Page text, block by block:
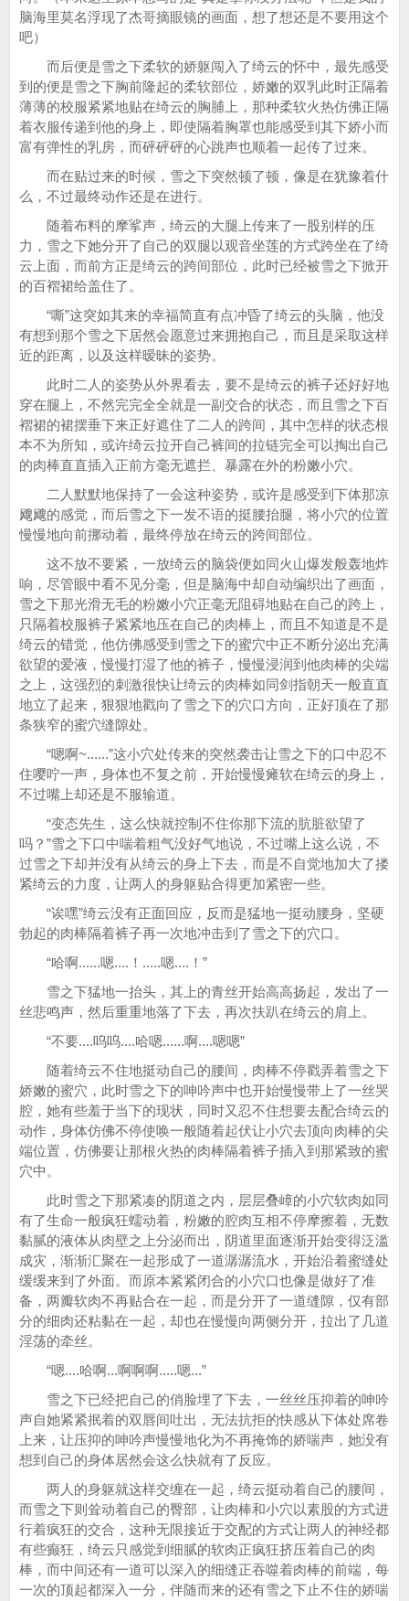
脑海里莫名浮现了杰哥摘眼镜的画面，想了想还是不要用这个
吧）
而后便是雪之下柔软的娇躯闯入了绮云的怀中，最先感受
到的便是雪之下胸前隆起的柔软部位，娇嫩的双乳此时正隔着
薄薄的校服紧紧地贴在绮云的胸脯上，那种柔软火热仿佛正隔
着衣服传递到他的身上，即使隔着胸罩也能感受到其下娇小而
富有弹性的乳房，而砰砰砰的心跳声也顺着一起传了过来。
而在贴过来的时候，雪之下突然顿了顿，像是在犹豫着什
么，不过最终动作还是在进行。
随着布料的摩挲声，绮云的大腿上传来了一股别样的压
力，雪之下她分开了自己的双腿以观音坐莲的方式跨坐在了绮
云上面，而前方正是绮云的跨间部位，此时已经被雪之下掀开
的百褶裙给盖住了。
“嘶”这突如其来的幸福简直有点冲昏了绮云的头脑，他没
有想到那个雪之下居然会愿意过来拥抱自己，而且是采取这样
近的距离，以及这样暧昧的姿势。
此时二人的姿势从外界看去，要不是绮云的裤子还好好地
穿在腿上，不然完完全全就是一副交合的状态，而且雪之下百
褶裙的裙摆垂下来正好遮住了二人的跨间，其中怎样的状态根
本不为所知，或许绮云拉开自己裤间的拉链完全可以掏出自己
的肉棒直直插入正前方毫无遮拦、暴露在外的粉嫩小穴。
二人默默地保持了一会这种姿势，或许是感受到下体那凉
飕飕的感觉，而后雪之下一发不语的挺腰抬腿，将小穴的位置
慢慢地向前挪动着，最终停放在绮云的跨间部位。
这不放不要紧，一放绮云的脑袋便如同火山爆发般轰地炸
响，尽管眼中看不见分毫，但是脑海中却自动编织出了画面，
雪之下那光滑无毛的粉嫩小穴正毫无阻碍地贴在自己的跨上，
只隔着校服裤子紧紧地压在自己的肉棒上，而且不知道是不是
绮云的错觉，他仿佛感受到雪之下的蜜穴中正不断分泌出充满
欲望的爱液，慢慢打湿了他的裤子，慢慢浸润到他肉棒的尖端
之上，这强烈的刺激很快让绮云的肉棒如同剑指朝天一般直直
地立了起来，狠狠地戳向了雪之下的穴口方向，正好顶在了那
条狭窄的蜜穴缝隙处。
“嗯啊~......”这小穴处传来的突然袭击让雪之下的口中忍不
住嘤咛一声，身体也不复之前，开始慢慢瘫软在绮云的身上，
不过嘴上却还是不服输道。
“变态先生，这么快就控制不住你那下流的肮脏欲望了
吗？”雪之下口中喘着粗气没好气地说，不过嘴上这么说，不
过雪之下却并没有从绮云的身上下去，而是不自觉地加大了搂
紧绮云的力度，让两人的身躯贴合得更加紧密一些。
“诶嘿”绮云没有正面回应，反而是猛地一挺动腰身，坚硬
勃起的肉棒隔着裤子再一次地冲击到了雪之下的穴口。
“哈啊......嗯....！.....嗯....！”
雪之下猛地一抬头，其上的青丝开始高高扬起，发出了一
丝悲鸣声，然后重重地落了下去，再次扶趴在绮云的肩上。
“不要....呜呜....哈嗯......啊....嗯嗯”
随着绮云不住地挺动自己的腰间，肉棒不停戳弄着雪之下
娇嫩的蜜穴，此时雪之下的呻吟声中也开始慢慢带上了一丝哭
腔，她有些羞于当下的现状，同时又忍不住想要去配合绮云的
动作，身体仿佛不停使唤一般随着起伏让小穴去顶向肉棒的尖
端位置，仿佛要让那根火热的肉棒隔着裤子插入到那紧致的蜜
穴中。
此时雪之下那紧凑的阴道之内，层层叠嶂的小穴软肉如同
有了生命一般疯狂蠕动着，粉嫩的腔肉互相不停摩擦着，无数
黏腻的液体从肉壁之上分泌而出，阴道里面逐渐开始变得泛滥
成灾，渐渐汇聚在一起形成了一道潺潺流水，开始沿着蜜缝处
缓缓来到了外面。而原本紧紧闭合的小穴口也像是做好了准
备，两瓣软肉不再贴合在一起，而是分开了一道缝隙，仅有部
分的细肉还粘黏在一起，却也在慢慢向两侧分开，拉出了几道
淫荡的牵丝。
“嗯....哈啊...啊啊啊.....嗯...”
雪之下已经把自己的俏脸埋了下去，一丝丝压抑着的呻吟
声自她紧紧抿着的双唇间吐出，无法抗拒的快感从下体处席卷
上来，让压抑的呻吟声慢慢地化为不再掩饰的娇喘声，她没有
想到自己的身体居然会这么快就有了反应。
两人的身躯就这样交缠在一起，绮云挺动着自己的腰间，
而雪之下则耸动着自己的臀部，让肉棒和小穴以素股的方式进
行着疯狂的交合，这种无限接近于交配的方式让两人的神经都
有些癫狂，绮云只感觉到细腻的软肉正疯狂挤压着自己的肉
棒，而中间还有一道可以深入的细缝正吞噬着肉棒的前端，每
一次的顶起都深入一分，伴随而来的还有雪之下止不住的娇喘